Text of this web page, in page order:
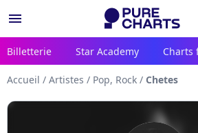
menu
Billetterie Star Academy Charts
Accueil / Artistes / Pop, Rock / Chetes